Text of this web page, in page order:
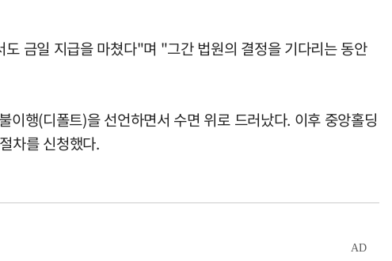
금일 지급을 마쳤다"며 "그간 법원의 결정을 기다리는 동안
행(디폴트)을 선언하면서 수면 위로 드러났다. 이후 중앙홀딩
차를 신청했다.